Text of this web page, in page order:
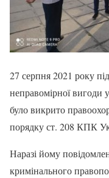
27 серпня 2021 року
неправомірної вигоди
було викрито
порядку ст. 208 КПК
Наразі йому
кримінального